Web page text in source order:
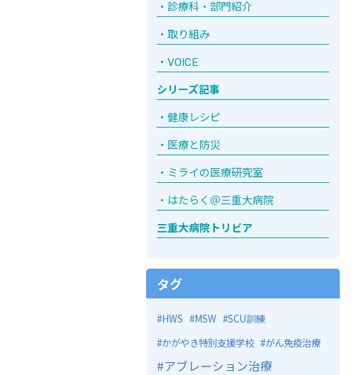
診療科・部門紹介
取り組み
VOICE
シリーズ記事
健康レシピ
医療と防災
ミライの医療研究室
はたらく＠三重大病院
三重大病院トリビア
タグ
HWS MSW
SCU訓練
かがやき特別支援学校
がん免疫治療
アブレーション治療